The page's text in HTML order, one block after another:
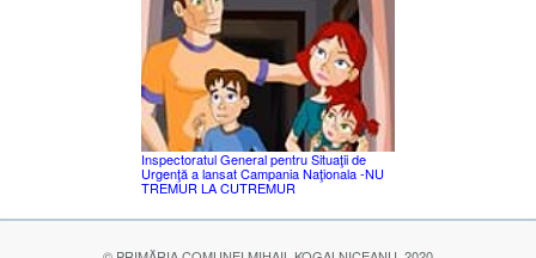
Inspectoratul General pentru Situaţii de
Urgenţă a lansat Campania Naţionala -NU
TREMUR LA CUTREMUR